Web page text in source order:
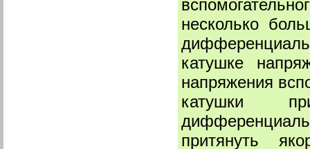
несколько
катушке
напряжения
катушки
притянуть